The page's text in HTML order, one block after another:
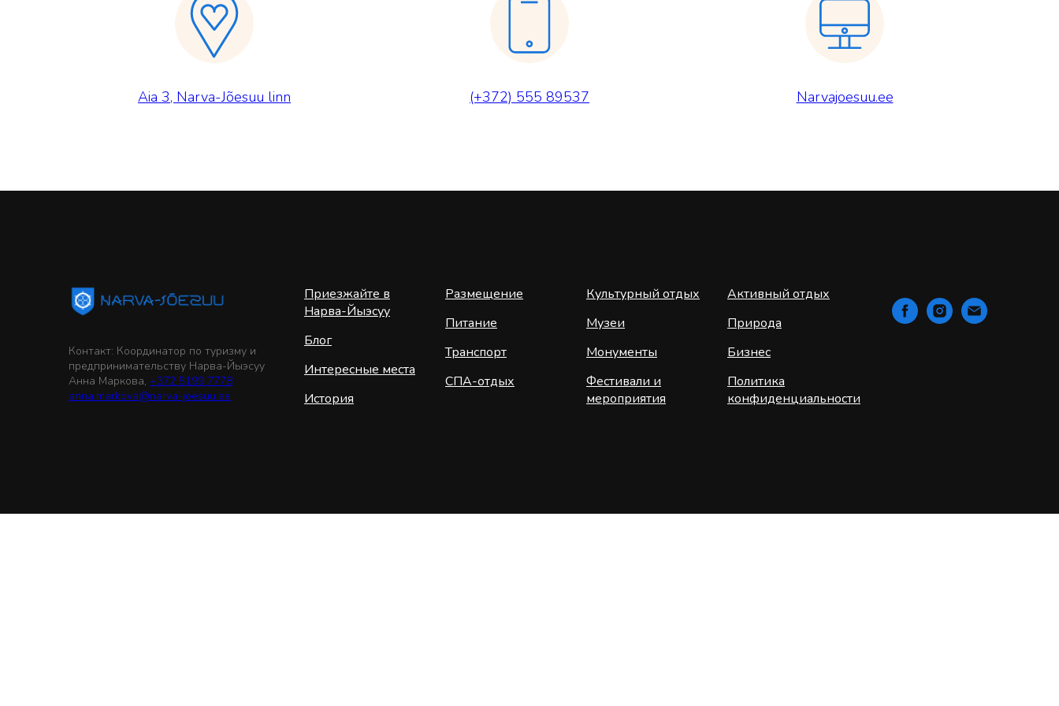
Aia 3, Narva-Jõesuu linn (+372) 555 89537 Narvajoesuu.ee
Контакт: Координатор по туризму и
предпринимательству Нарва-Йыэсуу
Анна Маркова, +372 5199 7778
anna.markova@narva-joesuu.ee
Приезжайте в
Нарва-Йыэсуу
Блог
Интересные места
История
Размещение
Питание
Транспорт
СПА-отдых
Культурный отдых
Музеи
Монументы
Фестивали и
мероприятия
Активный отдых
Природа
Бизнес
Политика
конфиденциальности